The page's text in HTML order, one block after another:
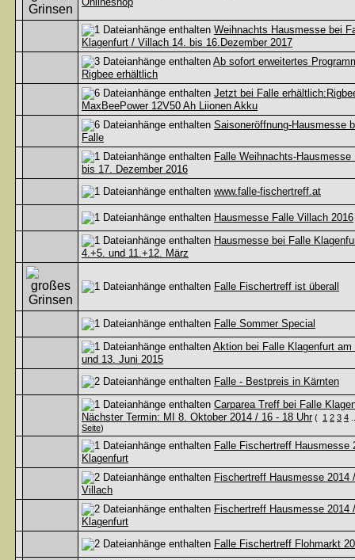
Weihnachts Hausmesse bei
Klagenfurt / Villach 14. bis 16.Dezember 2017
Ab sofort erweitertes
Rigbee erhältlich
Jetzt bei Falle
MaxBeePower 12V50 Ah Liionen Akku
Saisoneröffnung-Hausmesse
Falle
Falle Weihnachts-Hausmesse
bis 17. Dezember 2016
www.falle-fischertreff.at
Hausmesse Falle Villach 2016
Hausmesse bei Falle
4.+5. und 11.+12. März
Falle Fischertreff ist überall
Falle Sommer Special
Aktion bei Falle Klagenfurt am
und 13. Juni 2015
Falle - Bestpreis in Kärnten
Carparea Treff bei Falle
Nächster Termin: MI 8. Oktober 2014 / 16 - 18 Uhr ( 1 2 3 4
Seite)
Falle Fischertreff Hausmesse
Klagenfurt
Fischertreff Hausmesse 2014 /
Villach
Fischertreff Hausmesse 2014 /
Klagenfurt
Falle Fischertreff Flohmarkt